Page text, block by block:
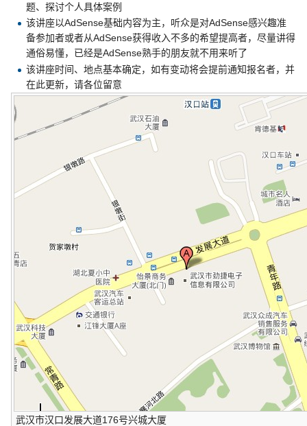
题、探讨个人具体案例
该讲座以AdSense基础内容为主，听众是对AdSense感兴趣准
备参加者或者从AdSense获得收入不多的希望提高者，尽量讲得
通俗易懂，已经是AdSense熟手的朋友就不用来听了
该讲座时间、地点基本确定，如有变动将会提前通知报名者，并
在此更新，请各位留意
武汉市汉口发展大道176号兴城大厦